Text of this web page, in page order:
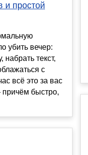
и простой
убить вечер:
набрать текст,
с
всё это за вас
причём быстро,